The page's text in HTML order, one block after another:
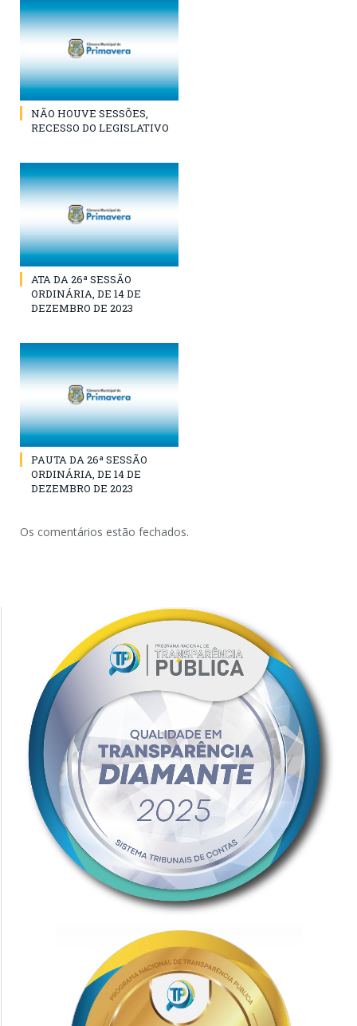
NÃO HOUVE SESSÕES,
RECESSO DO LEGISLATIVO
ATA DA 26ª SESSÃO
ORDINÁRIA, DE 14 DE
DEZEMBRO DE 2023
PAUTA DA 26ª SESSÃO
ORDINÁRIA, DE 14 DE
DEZEMBRO DE 2023
Os comentários estão fechados.